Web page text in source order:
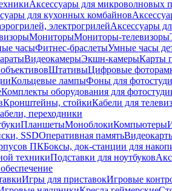
Аксессуары для микроволновых
для кухонных комбайнов
электрогрилейАксессуары
МониторыМониторы-телевизоры
часыФитнес-браслетыУмные часы
ВидеокамерыЭкшн-камерыКарты
ШтативыЦифровые
Кольцевые лампыФоны для
Комплекты оборудования для
Кронштейны, стойкиКабели для
переходники
ПланшетыМоноблокиКомпьютеры
SSDОперативная память
ПКБоксы, док-станции для
техникиПодставки для ноутбуков
Игры для приставокИгровые